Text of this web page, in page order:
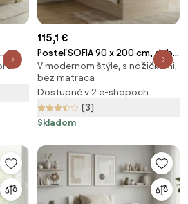
115,1 €
Posteľ SOFIA 90 x 200 cm, dub
sonoma Rošt: S lamelovým
roštom, Matrac: Bez matraca
V modernom štýle, s nožičkami,
bez matraca
Dostupné v 2 e-shopoch
(3)
Skladom